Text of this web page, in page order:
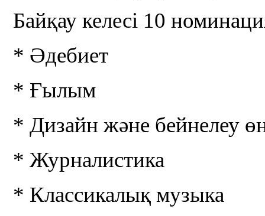
Байқау келесі 10
* Әдебиет
* Ғылым
* Дизайн және бейнелеу
* Журналистика
* Классикалық музыка